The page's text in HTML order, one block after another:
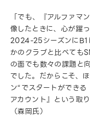
「でも、『アルファ
像したときに、心が躍
2024-25シーズンにB1
かのクラブと比べても
の面でも数々の課題と
でした。だからこそ、
ン“でスタートができ
アカウント』という取
（森岡氏）